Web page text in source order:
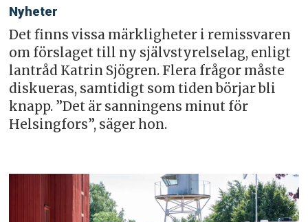
Nyheter
Det finns vissa märkligheter i remissvaren
om förslaget till ny självstyrelselag, enligt
lantråd Katrin Sjögren. Flera frågor måste
diskueras, samtidigt som tiden börjar bli
knapp. ”Det är sanningens minut för
Helsingfors”, säger hon.